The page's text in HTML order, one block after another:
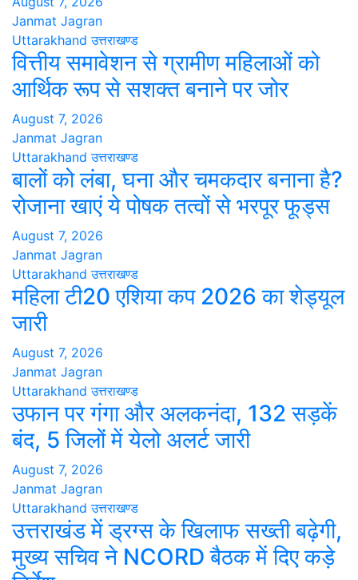
Janmat Jagran
Uttarakhand उत्तराखण्ड
वित्तीय समावेशन से ग्रामीण महिलाओं को
आर्थिक रूप से सशक्त बनाने पर जोर
August 7, 2026
Janmat Jagran
Uttarakhand उत्तराखण्ड
बालों को लंबा, घना और चमकदार बनाना है?
रोजाना खाएं ये पोषक तत्वों से भरपूर फूड्स
August 7, 2026
Janmat Jagran
Uttarakhand उत्तराखण्ड
महिला टी20 एशिया कप 2026 का शेड्यूल
जारी
August 7, 2026
Janmat Jagran
Uttarakhand उत्तराखण्ड
उफान पर गंगा और अलकनंदा, 132 सड़कें
बंद, 5 जिलों में येलो अलर्ट जारी
August 7, 2026
Janmat Jagran
Uttarakhand उत्तराखण्ड
उत्तराखंड में ड्रग्स के खिलाफ सख्ती बढ़ेगी,
मुख्य सचिव ने NCORD बैठक में दिए कड़े